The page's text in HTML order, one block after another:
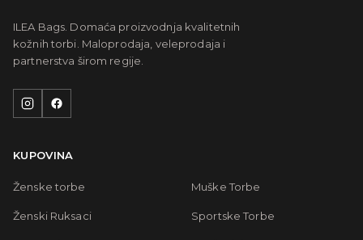
ILEA Bags. Domaća proizvodnja kvalitetnih
kožnih torbi. Maloprodaja, veleprodaja i
partnerstva širom regije.
KUPOVINA
Ženske torbe Muške Torbe
Ženski Ruksaci Sportske Torbe